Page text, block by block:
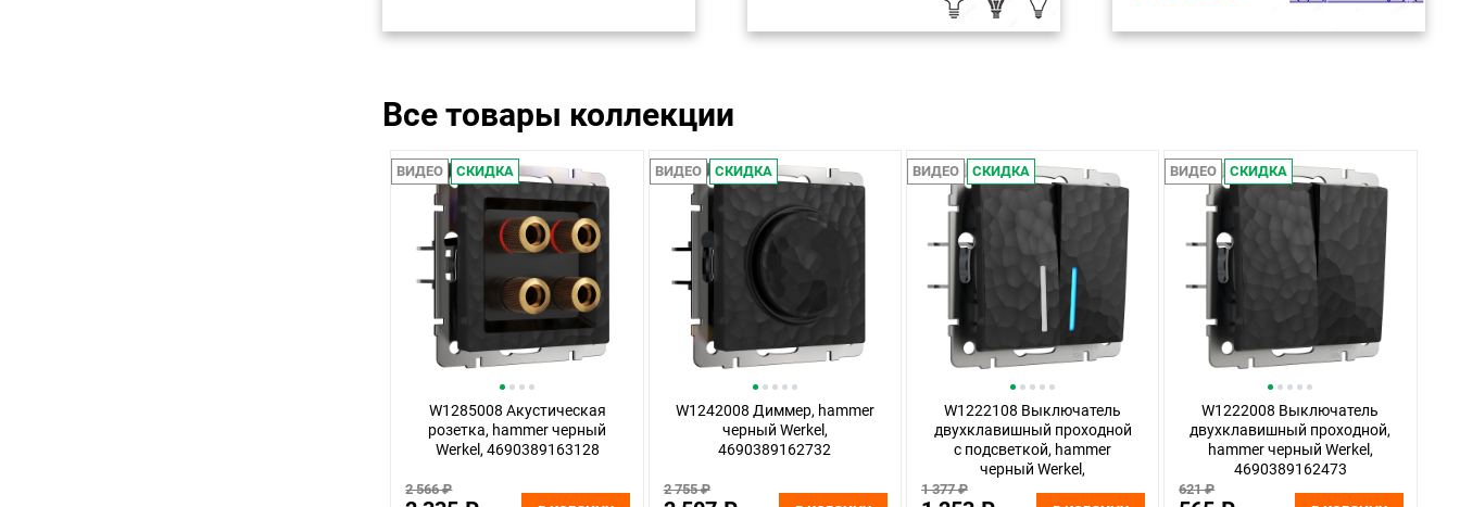
Все товары коллекции
ВИДЕО СКИДКА
W1285008 Акустическая
розетка, hammer черный
Werkel, 4690389163128
2 566 ₽
ВИДЕО СКИДКА
W1242008 Диммер, hammer
черный Werkel,
4690389162732
2 755 ₽
ВИДЕО СКИДКА
W1222108 Выключатель
двухклавишный проходной
с подсветкой, hammer
черный Werkel,
1 377 ₽
ВИДЕО СКИДКА
W1222008 Выключатель
двухклавишный проходной,
hammer черный Werkel,
4690389162473
621 ₽